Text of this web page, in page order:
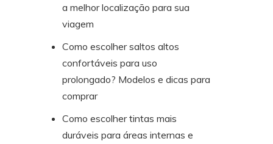
a melhor localização para sua
viagem
Como escolher saltos altos
confortáveis para uso
prolongado? Modelos e dicas para
comprar
Como escolher tintas mais
duráveis para áreas internas e